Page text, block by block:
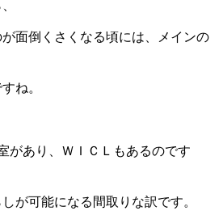
面倒くさくなる頃には、メインの
ね。
があり、ＷＩＣＬもあるのです
が可能になる間取りな訳です。